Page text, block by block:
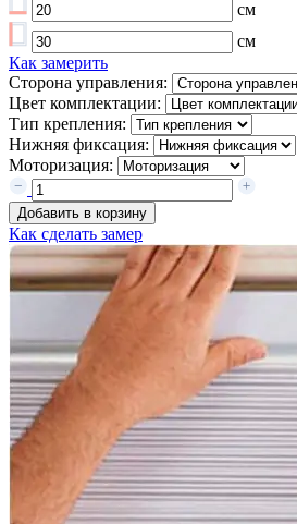
см
см
Как замерить
Сторона управления:
Цвет комплектации:
Тип крепления:
Нижняя фиксация:
Моторизация:
Добавить в корзину
Как сделать замер